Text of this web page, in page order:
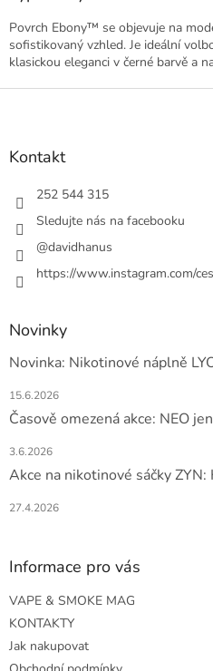
Povrch Ebony™ se objevuje na
sofistikovaný vzhled. Je ideální
klasickou eleganci v černé barvě a
Z
Kontakt
252 544 315
Sledujte nás na facebooku
@davidhanus
https://www.instagram.com/
Novinky
Novinka: Nikotinové náplně
15.6.2026
Časově omezená akce: NEO
3.6.2026
Akce na nikotinové sáčky
27.4.2026
Informace pro vás
VAPE & SMOKE MAG
KONTAKTY
Jak nakupovat